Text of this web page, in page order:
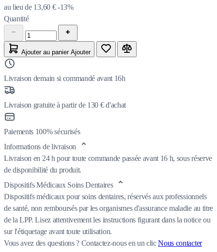
au lieu de 13,60 € -13%
Quantité
Ajouter au panier Ajouter
Livraison demain si commandé avant 16h
Livraison gratuite à partir de 130 € d'achat
Paiements 100% sécurisés
Informations de livraison
Livraison en 24 h pour toute commande passée avant 16 h, sous réserve
de disponibilité du produit.
Dispositifs Médicaux Soins Dentaires
Dispositifs médicaux pour soins dentaires, réservés aux professionnels
de santé, non remboursés par les organismes d'assurance maladie au titre
de la LPP. Lisez attentivement les instructions figurant dans la notice ou
sur l'étiquetage avant toute utilisation.
Vous avez des questions ? Contactez-nous en un clicNous contacter